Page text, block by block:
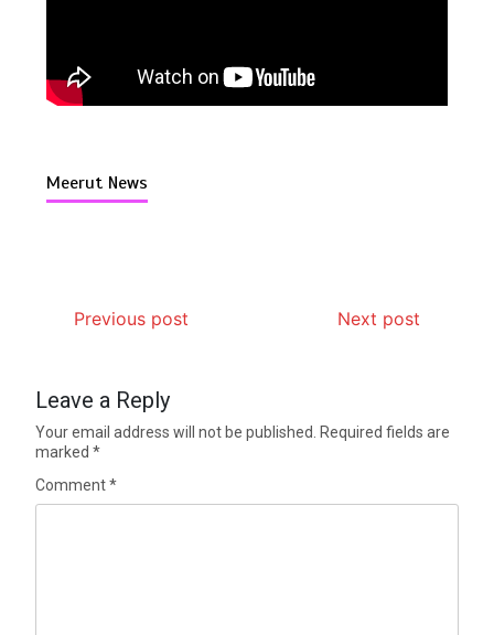
Meerut News
Previous post Next post
Leave a Reply
Your email address will not be published.
Required fields are
marked*
Comment*